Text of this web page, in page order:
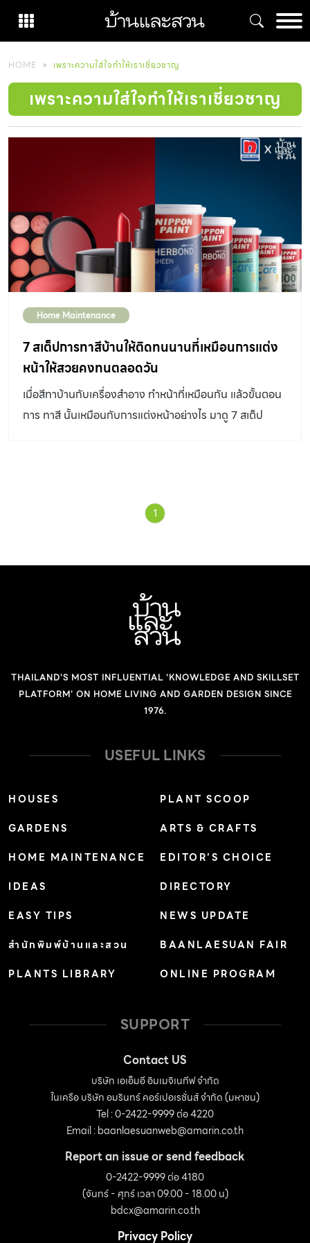
content
HOME เพราะความใส่ใจทำให้เราเชี่ยวชาญ
เพราะความใส่ใจทำให้เราเชี่ยวชาญ
Home Maintenance
7 สเต็ปการทาสีบ้านให้ติดทนนานที่เหมือนการแต่ง
หน้าให้สวยคงทนตลอดวัน
เมื่อสีทาบ้านกับเครื่องสำอาง ทำหน้าที่เหมือนกัน แล้วขั้นตอน
การ ทาสี นั้นเหมือนกับการแต่งหน้าอย่างไร มาดู 7 สเต็ป
1
THAILAND'S MOST INFLUENTIAL 'KNOWLEDGE AND SKILLSET
PLATFORM' ON HOME LIVING AND GARDEN DESIGN SINCE
1976.
USEFUL LINKS
HOUSES
GARDENS
HOME MAINTENANCE
IDEAS
EASY TIPS
สำนักพิมพ์บ้านและสวน
PLANTS LIBRARY
PLANT SCOOP
ARTS & CRAFTS
EDITOR’S CHOICE
DIRECTORY
NEWS UPDATE
BAANLAESUAN FAIR
ONLINE PROGRAM
SUPPORT
Contact US
บริษัท เอเอ็มอี อิมเมจิเนทีฟ จำกัด
ในเครือ บริษัท อมรินทร์ คอร์เปอเรชั่นส์ จำกัด (มหาชน)
Tel : 0-2422-9999 ต่อ 4220
Email :baanlaesuanweb@amarin.co.th
Report an issue or send feedback
0-2422-9999 ต่อ 4180
(จันทร์ - ศุกร์ เวลา 09.00 - 18.00 น)
bdcx@amarin.co.th
Privacy Policy